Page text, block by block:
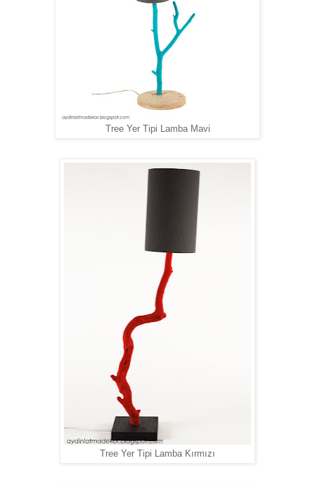
Tree Yer Tipi Lamba Mavi
Tree Yer Tipi Lamba Kırmızı